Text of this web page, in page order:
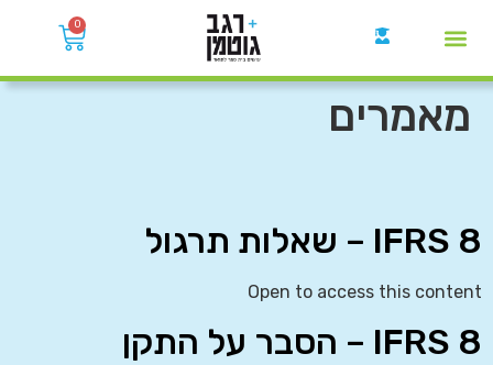
0
מאמרים
IFRS 8 – שאלות תרגול
Open to access this content
IFRS 8 – הסבר על התקן